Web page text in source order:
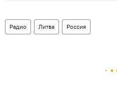
Радио Литва Россия